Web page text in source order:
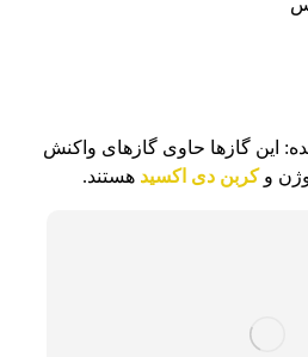
این گازها حاوی گازهای واکنش
وکربن دی اکسید هستند.